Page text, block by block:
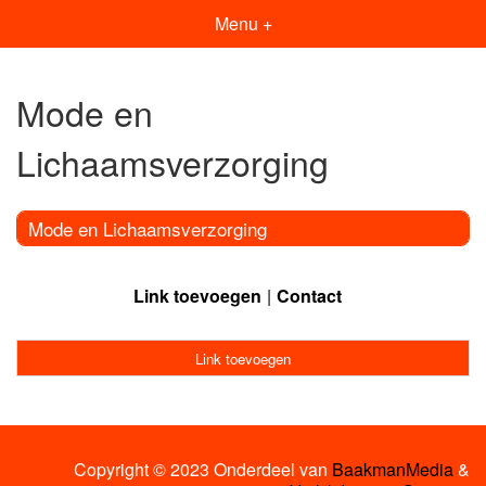
Menu +
Mode en
Lichaamsverzorging
Mode en Lichaamsverzorging
Link toevoegen Contact
Link toevoegen
Copyright © 2023 Onderdeel van BaakmanMedia&